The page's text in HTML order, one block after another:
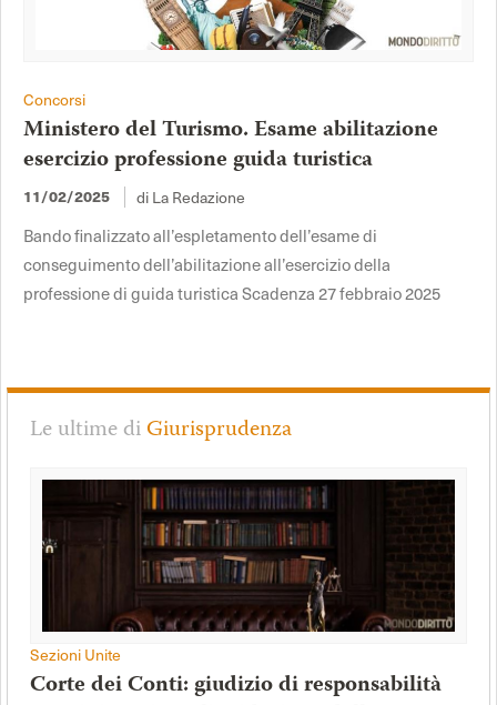
Concorsi
Ministero del Turismo. Esame abilitazione
esercizio professione guida turistica
11/02/2025 di La Redazione
Bando finalizzato all’espletamento dell’esame di
conseguimento dell’abilitazione all’esercizio della
professione di guida turistica Scadenza 27 febbraio 2025
Le ultime diGiurisprudenza
Sezioni Unite
Corte dei Conti: giudizio di responsabilità